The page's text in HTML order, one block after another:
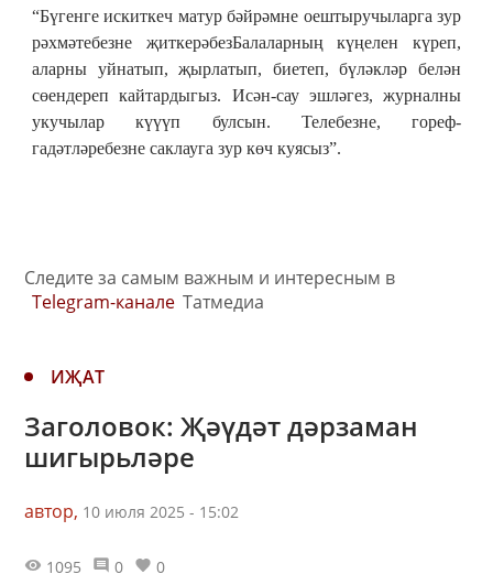
“Бүгенге искиткеч матур бәйрәмне оештыручыларга зур
рәхмәтебезне җиткерәбезБалаларның күңелен күреп,
аларны уйнатып, җырлатып, биетеп, бүләкләр белән
сөендереп кайтардыгыз. Исән-сау эшләгез, журналны
укучылар күүүп булсын. Телебезне, гореф-
гадәтләребезне саклауга зур көч куясыз”.
Следите за самым важным и интересным в
Telegram-канале Татмедиа
ИҖАТ
Заголовок: Җәүдәт дәрзаман
шигырьләре
автор, 10 июля 2025 - 15:02
1095 0 0